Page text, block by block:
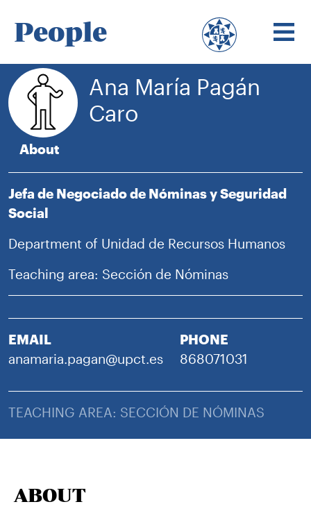
People
Ana María Pagán
Caro
About
Jefa de Negociado de Nóminas y Seguridad
Social
Department of Unidad de Recursos Humanos
Teaching area: Sección de Nóminas
EMAIL
anamaria.pagan@upct.es
PHONE
868071031
TEACHING AREA: SECCIÓN DE NÓMINAS
ABOUT